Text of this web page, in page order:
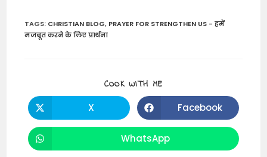
TAGS: CHRISTIAN BLOG, PRAYER FOR STRENGTHEN US - हमें
मजबूत करने के लिए प्रार्थना
COOK WITH ME
CONTENT
Opens
in
a
X Opens
in
a
Facebook
Opens
in
WhatsApp